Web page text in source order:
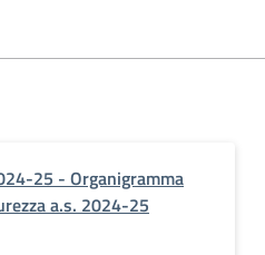
25 - Organigramma
a.s. 2024-25